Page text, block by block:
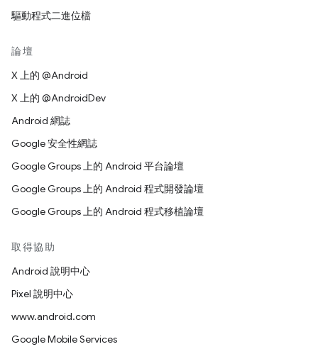
驅動程式二進位檔
論壇
X 上的 @Android
X 上的 @AndroidDev
Android 網誌
Google 安全性網誌
Google Groups 上的 Android 平台論壇
Google Groups 上的 Android 程式開發論壇
Google Groups 上的 Android 程式移植論壇
取得協助
Android 說明中心
Pixel 說明中心
www.android.com
Google Mobile Services